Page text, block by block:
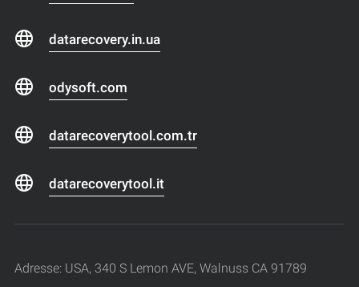
datarecovery.in.ua
odysoft.com
datarecoverytool.com.tr
datarecoverytool.it
Adresse: USA, 340 S Lemon AVE, Walnuss CA 91789